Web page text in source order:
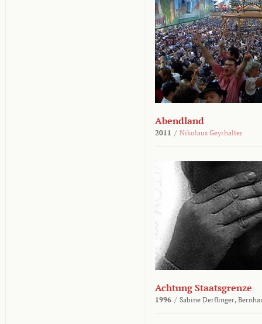
Abendland
2011 / Nikolaus Geyrhalter
Achtung Staatsgrenze
1996 / Sabine Derflinger,